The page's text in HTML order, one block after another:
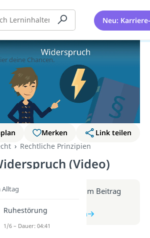
Neu:
Merken
Link teilen
Rechtliche Prinzipien
(Video)
Infos erhältst du im Beitrag
zum Beitrag: Widerspruch
sich!
deine Chancen.
Alltag
Ruhestörung
1/6 – Dauer: 04:41